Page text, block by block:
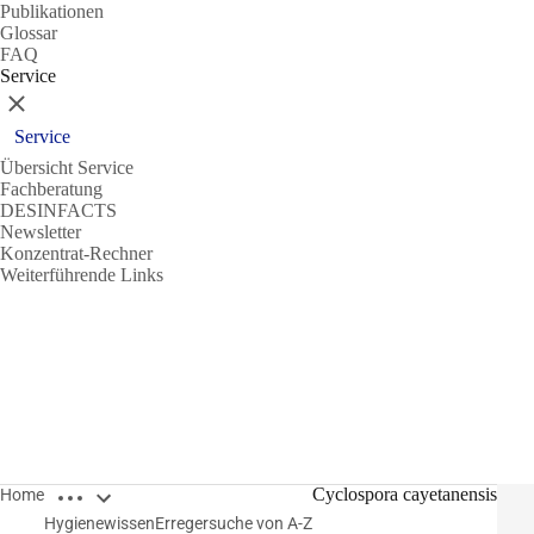
Publikationen
Glossar
FAQ
Service
Schließen
Service
Übersicht Service
Fachberatung
DESINFACTS
Newsletter
Konzentrat-Rechner
Weiterführende Links
Home Breadcrumbs öffnen
HygienewissenErregersuche von A-Z
Cyclospora cayetanensis